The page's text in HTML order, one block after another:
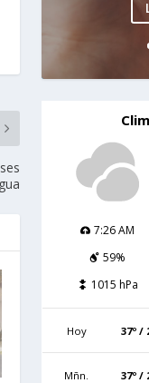
7:26 AM
59%
1015 hPa
Hoy 37º /
Mñn. 37º /